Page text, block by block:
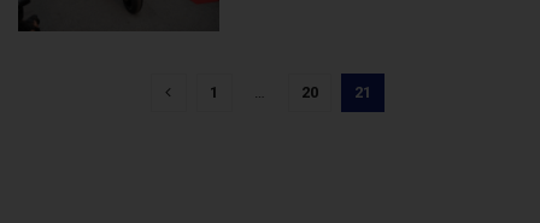
1 … 20 21